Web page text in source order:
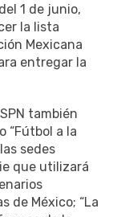
1 de junio,
la lista
Mexicana
entregar la
también
“Fútbol a la
sedes
que utilizará
de México; “La